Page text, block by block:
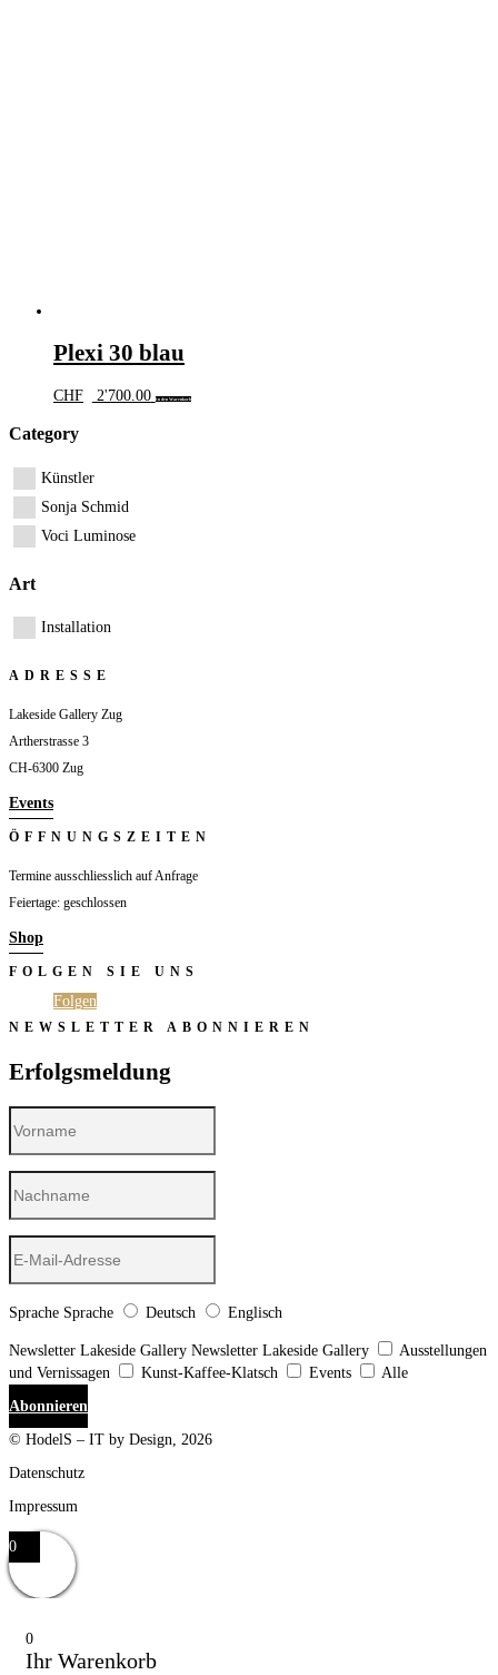
Plexi 30 blau
CHF 2'700.00 In den Warenkorb
Category
Künstler
Sonja Schmid
Voci Luminose
Art
Installation
ADRESSE
Lakeside Gallery Zug
Artherstrasse 3
CH-6300 Zug
Events
ÖFFNUNGSZEITEN
Termine ausschliesslich auf Anfrage
Feiertage: geschlossen
Shop
FOLGEN SIE UNS
Folgen
NEWSLETTER ABONNIEREN
Erfolgsmeldung
Sprache Sprache Deutsch Englisch
Newsletter Lakeside Gallery Newsletter Lakeside Gallery
Ausstellungen
und Vernissagen
Kunst-Kaffee-Klatsch Events
Alle
Abonnieren
© HodelS – IT by Design, 2026
Datenschutz
Impressum
0
0
Ihr Warenkorb